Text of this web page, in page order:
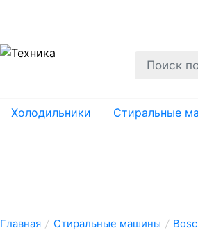
Холодильники Стиральные
Главная / Стиральные машины /